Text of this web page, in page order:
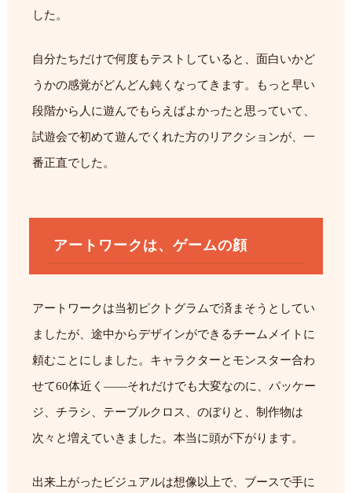
した。
自分たちだけで何度もテストしていると、面白いかど
うかの感覚がどんどん鈍くなってきます。もっと早い
段階から人に遊んでもらえばよかったと思っていて、
試遊会で初めて遊んでくれた方のリアクションが、一
番正直でした。
アートワークは、ゲームの顔
アートワークは当初ピクトグラムで済まそうとしてい
ましたが、途中からデザインができるチームメイトに
頼むことにしました。キャラクターとモンスター合わ
せて60体近く——それだけでも大変なのに、パッケー
ジ、チラシ、テーブルクロス、のぼりと、制作物は
次々と増えていきました。本当に頭が下がります。
出来上がったビジュアルは想像以上で、ブースで手に